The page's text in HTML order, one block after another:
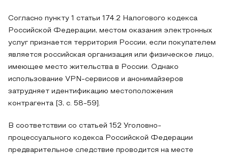
Согласно пункту 1 статьи 174.2 Налогового кодекса
Российской Федерации, местом оказания электронных
услуг признается территория России, если покупателем
является российская организация или физическое лицо,
имеющее место жительства в России. Однако
использование VPN-сервисов и анонимайзеров
затрудняет идентификацию местоположения
контрагента [3, с. 58-59].
В соответствии со статьей 152 Уголовно-
процессуального кодекса Российской Федерации
предварительное следствие проводится на месте